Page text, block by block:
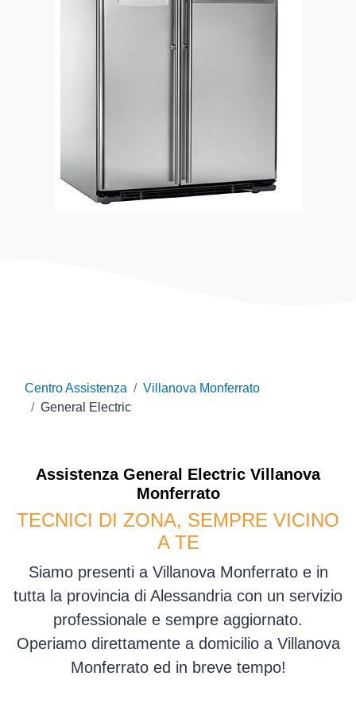
Centro Assistenza
Villanova Monferrato
General Electric
Assistenza General Electric Villanova
Monferrato
TECNICI DI ZONA, SEMPRE VICINO
A TE
Siamo presenti a Villanova Monferrato e in
tutta la provincia di Alessandria con un servizio
professionale e sempre aggiornato.
Operiamo direttamente a domicilio a Villanova
Monferrato ed in breve tempo!